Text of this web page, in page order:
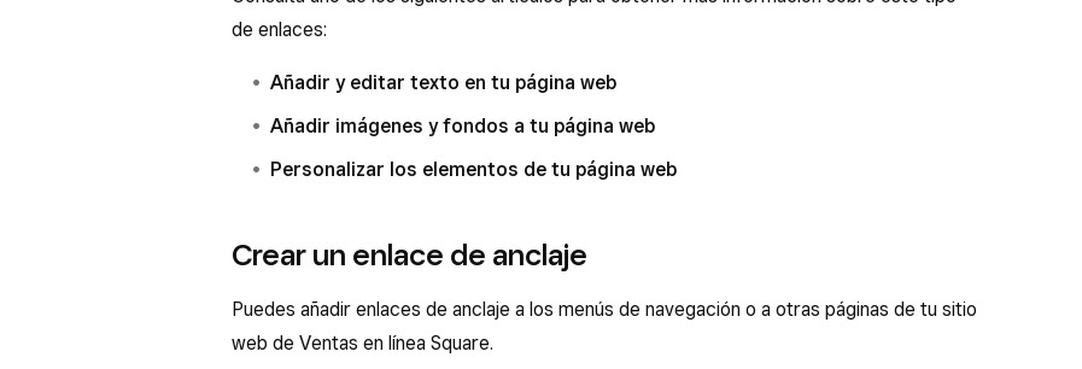
de enlaces:
Añadir y editar texto en tu página web
Añadir imágenes y fondos a tu página web
Personalizar los elementos de tu página web
Crear un enlace de anclaje
Puedes añadir enlaces de anclaje a los menús de navegación o a otras páginas de tu sitio
web de Ventas en línea Square.